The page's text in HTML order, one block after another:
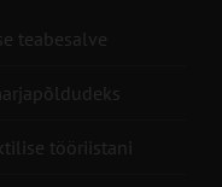
teabesalve
tööriistani